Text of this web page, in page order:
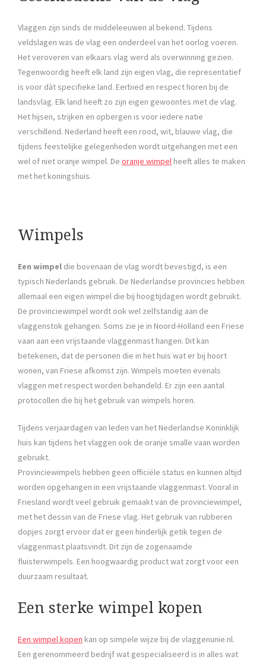
Vlaggen zijn sinds de middeleeuwen al bekend. Tijdens
veldslagen was de vlag een onderdeel van het oorlog voeren.
Het veroveren van elkaars vlag werd als overwinning gezien.
Tegenwoordig heeft elk land zijn eigen vlag, die representatief
is voor dàt specifieke land. Eerbied en respect horen bij de
landsvlag. Elk land heeft zo zijn eigen gewoontes met de vlag.
Het hijsen, strijken en opbergen is voor iedere natie
verschillend. Nederland heeft een rood, wit, blauwe vlag, die
tijdens feestelijke gelegenheden wordt uitgehangen met een
wel of niet oranje wimpel. De oranje wimpel heeft alles te maken
met het koningshuis.
Wimpels
Een wimpel die bovenaan de vlag wordt bevestigd, is een
typisch Nederlands gebruik. De Nederlandse provincies hebben
allemaal een eigen wimpel die bij hoogtijdagen wordt gebruikt.
De provinciewimpel wordt ook wel zelfstandig aan de
vlaggenstok gehangen. Soms zie je in Noord-Holland een Friese
vaan aan een vrijstaande vlaggenmast hangen. Dit kan
betekenen, dat de personen die in het huis wat er bij hoort
wonen, van Friese afkomst zijn. Wimpels moeten evenals
vlaggen met respect worden behandeld. Er zijn een aantal
protocollen die bij het gebruik van wimpels horen.
Tijdens verjaardagen van leden van het Nederlandse Koninklijk
huis kan tijdens het vlaggen ook de oranje smalle vaan worden
gebruikt.
Provinciewimpels hebben geen officiële status en kunnen altijd
worden opgehangen in een vrijstaande vlaggenmast. Vooral in
Friesland wordt veel gebruik gemaakt van de provinciewimpel,
met het dessin van de Friese vlag. Het gebruik van rubberen
dopjes zorgt ervoor dat er geen hinderlijk getik tegen de
vlaggenmast plaatsvindt. Dit zijn de zogenaamde
fluisterwimpels. Een hoogwaardig product wat zorgt voor een
duurzaam resultaat.
Een sterke wimpel kopen
Een wimpel kopen kan op simpele wijze bij de vlaggenunie.nl.
Een gerenommeerd bedrijf wat gespecialiseerd is in alles wat